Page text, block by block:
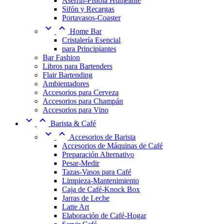
Sifón y Recargas
Portavasos-Coaster
  Home Bar
Cristalería Esencial
para Principiantes
Bar Fashion
Libros para Bartenders
Flair Bartending
Ambientadores
Accesorios para Cerveza
Accesorios para Champán
Accesorios para Vino
  Barista & Café
  Accesorios de Barista
Accesorios de Máquinas de Café
Preparación Alternativo
Pesar-Medir
Tazas-Vasos para Café
Limpieza-Mantenimiento
Caja de Café-Knock Box
Jarras de Leche
Latte Art
Elaboración de Café-Hogar